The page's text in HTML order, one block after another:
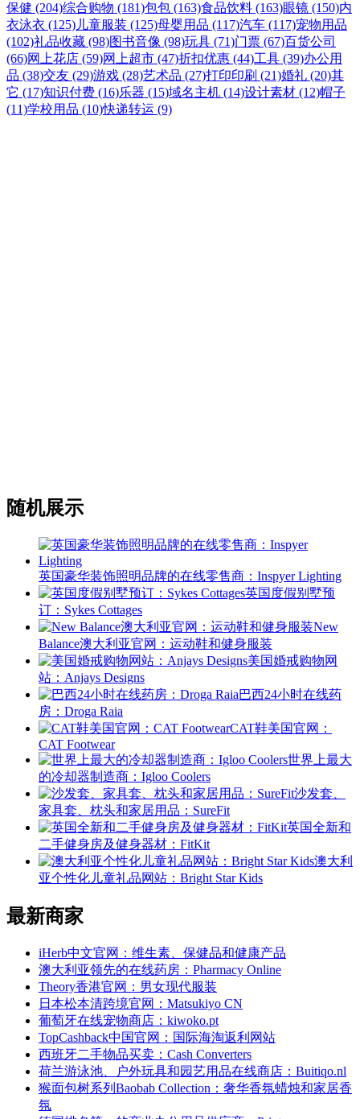
保健 (204)综合购物 (181)包包 (163)食品饮料 (163)眼镜 (150)内
衣泳衣 (125) 儿童服装 (125)母婴用品 (117)汽车 (117)宠物用品
(102)礼品收藏 (98)图书音像 (98)玩具 (71)门票 (67)百货公司
(66)网上花店 (59)网上超市 (47)折扣优惠 (44)工具 (39)办公用
品 (38)交友 (29)游戏 (28)艺术品 (27)打印印刷 (21)婚礼 (20)其
它 (17)知识付费 (16)乐器 (15)域名主机 (14)设计素材 (12)帽子
(11)学校用品 (10)快递转运 (9)
随机展示
英国豪华装饰照明品牌的在线零售商：Inspyer Lighting
英国度假别墅预
订：Sykes Cottages
New
Balance澳大利亚官网：运动鞋和健身服装
美国婚戒购物网
站：Anjays Designs
巴西24小时在线药
房：Droga Raia
CAT鞋美国官网：
CAT Footwear
世界上最大
的冷却器制造商：Igloo Coolers
沙发套、
家具套、枕头和家居用品：SureFit
英国全新和
二手健身房及健身器材：FitKit
澳大利
亚个性化儿童礼品网站：Bright Star Kids
最新商家
iHerb中文官网：维生素、保健品和健康产品
澳大利亚领先的在线药房：Pharmacy Online
Theory香港官网：男女现代服装
日本松本清跨境官网：Matsukiyo CN
葡萄牙在线宠物商店：kiwoko.pt
TopCashback中国官网：国际海淘返利网站
西班牙二手物品买卖：Cash Converters
荷兰游泳池、户外玩具和园艺用品在线商店：Buitiqo.nl
猴面包树系列Baobab Collection：奢华香氛蜡烛和家居香
氛